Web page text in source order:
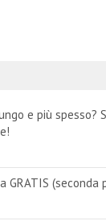
e più spesso?
GRATIS (seconda